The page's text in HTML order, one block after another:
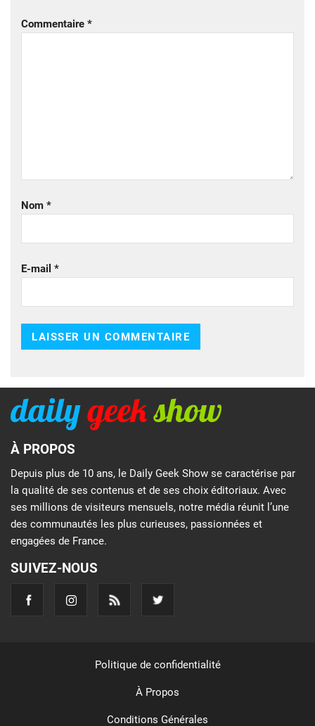
Commentaire *
Nom *
E-mail *
À PROPOS
Depuis plus de 10 ans, le Daily Geek Show se caractérise par
la qualité de ses contenus et de ses choix éditoriaux. Avec
ses millions de visiteurs mensuels, notre média réunit l’une
des communautés les plus curieuses, passionnées et
engagées de France.
SUIVEZ-NOUS
Politique de confidentialité
À Propos
Conditions Générales